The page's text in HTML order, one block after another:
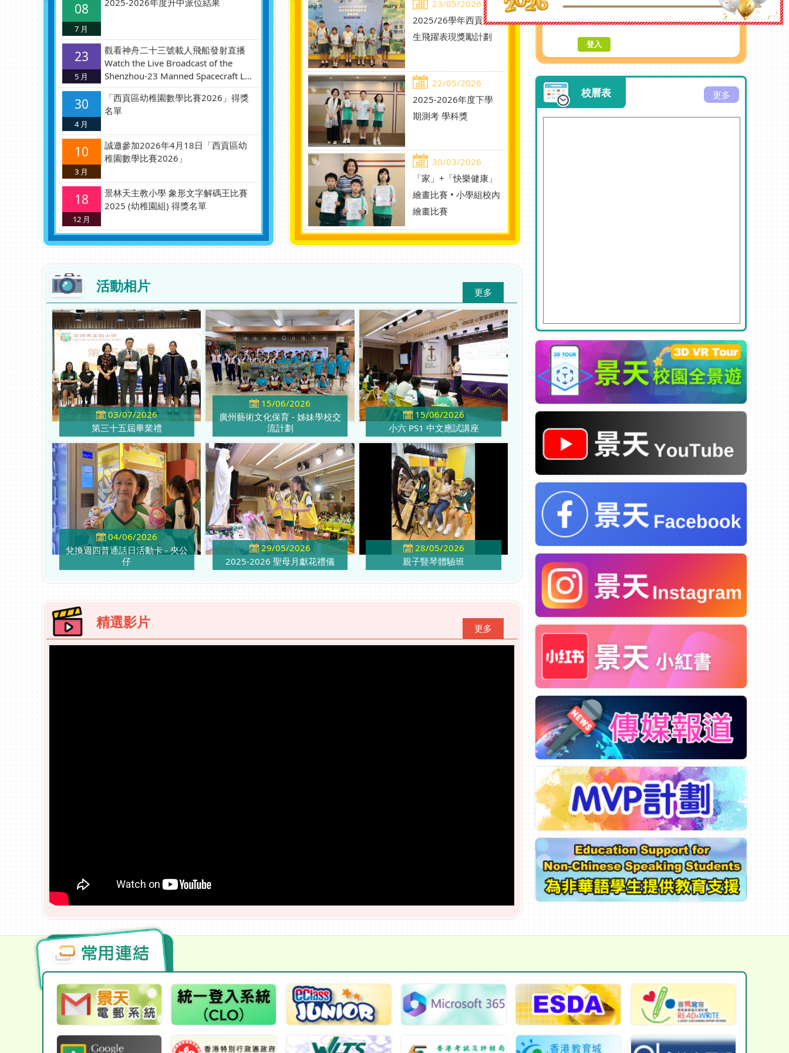
08
7 月
2025-2026年度升中派位結果
23
5 月
觀看神舟二十三號載人飛船發射直播
Watch the Live Broadcast of the
Shenzhou-23 Manned Spacecraft L...
30
4 月
「西貢區幼稚園數學比賽2026」得獎
名單
10
3 月
誠邀參加2026年4月18日「西貢區幼
稚園數學比賽2026」
18
12 月
景林天主教小學 象形文字解碼王比賽
2025 (幼稚園組) 得獎名單
23/05/2026
2025/26學年西貢區學
生飛躍表現獎勵計劃
22/05/2026
2025-2026年度下學
期測考 學科獎
30/03/2026
「家」+「快樂健康」
繪畫比賽 • 小學組校內
繪畫比賽
更多
活動相片
03/07/2026
第三十五屆畢業禮
15/06/2026
廣州藝術文化保育 - 姊妹學校交
流計劃
15/06/2026
小六 PS1 中文應試講座
04/06/2026
兌換週四普通話日活動卡 - 夾公
仔
29/05/2026
2025-2026 聖母月獻花禮儀
28/05/2026
親子豎琴體驗班
更多
精選影片
密碼:
更多
校曆表